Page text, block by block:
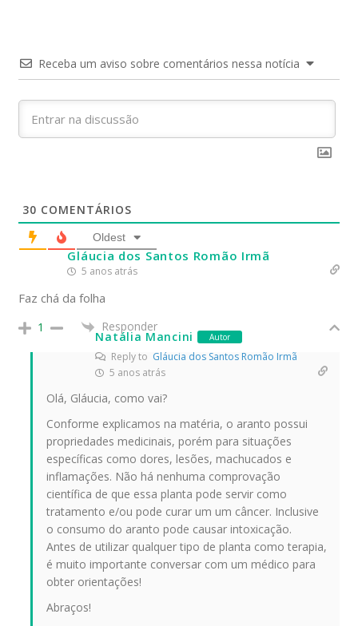
Receba um aviso sobre comentários nessa notícia
30 COMENTÁRIOS
Oldest
Gláucia dos Santos Romão Irmã
5 anos atrás
Faz chá da folha
1 Responder
Natália Mancini Autor
Reply to Gláucia dos Santos Romão Irmã
5 anos atrás
Olá, Gláucia, como vai?
Conforme explicamos na matéria, o aranto possui
propriedades medicinais, porém para situações
específicas como dores, lesões, machucados e
inflamações. Não há nenhuma comprovação
científica de que essa planta pode servir como
tratamento e/ou pode curar um um câncer. Inclusive
o consumo do aranto pode causar intoxicação.
Antes de utilizar qualquer tipo de planta como terapia,
é muito importante conversar com um médico para
obter orientações!
Abraços!